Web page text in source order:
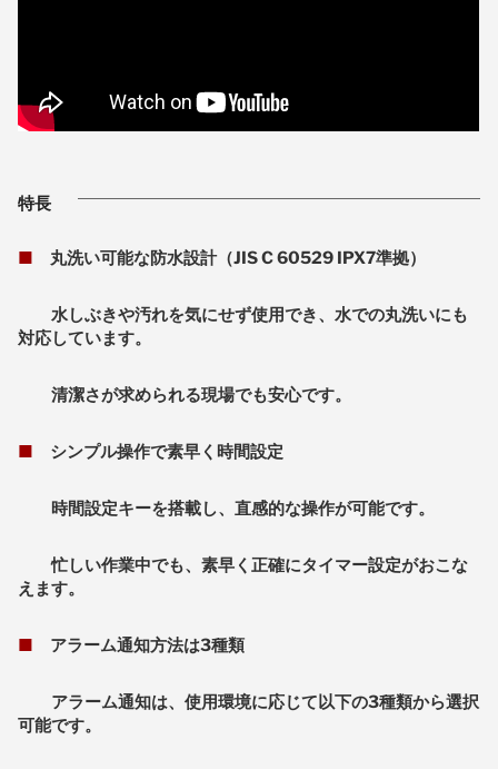
特長
■ 丸洗い可能な防水設計（JIS C 60529 IPX7準拠）
水しぶきや汚れを気にせず使用でき、水での丸洗いにも
対応しています。
清潔さが求められる現場でも安心です。
■ シンプル操作で素早く時間設定
時間設定キーを搭載し、直感的な操作が可能です。
忙しい作業中でも、素早く正確にタイマー設定がおこな
えます。
■ アラーム通知方法は3種類
アラーム通知は、使用環境に応じて以下の3種類から選択
可能です。